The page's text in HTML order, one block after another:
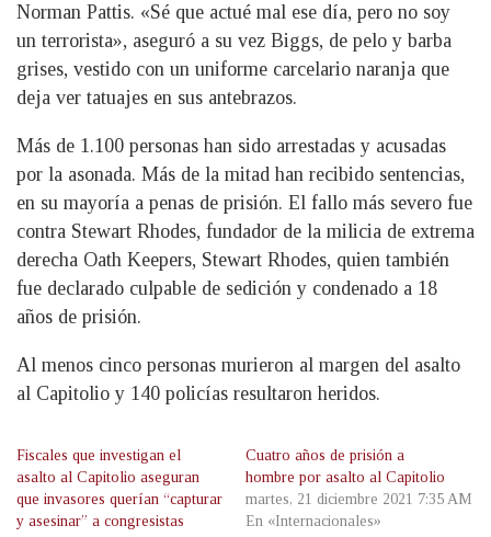
Norman Pattis. «Sé que actué mal ese día, pero no soy
un terrorista», aseguró a su vez Biggs, de pelo y barba
grises, vestido con un uniforme carcelario naranja que
deja ver tatuajes en sus antebrazos.
Más de 1.100 personas han sido arrestadas y acusadas
por la asonada. Más de la mitad han recibido sentencias,
en su mayoría a penas de prisión. El fallo más severo fue
contra Stewart Rhodes, fundador de la milicia de extrema
derecha Oath Keepers, Stewart Rhodes, quien también
fue declarado culpable de sedición y condenado a 18
años de prisión.
Al menos cinco personas murieron al margen del asalto
al Capitolio y 140 policías resultaron heridos.
Fiscales que investigan el
asalto al Capitolio aseguran
que invasores querían “capturar
y asesinar” a congresistas
Cuatro años de prisión a
hombre por asalto al Capitolio
martes, 21 diciembre 2021 7:35 AM
En «Internacionales»